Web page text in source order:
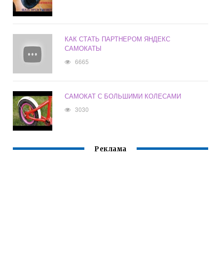
КАК СТАТЬ ПАРТНЕРОМ ЯНДЕКС
САМОКАТЫ
6665
САМОКАТ С БОЛЬШИМИ КОЛЕСАМИ
3030
Реклама